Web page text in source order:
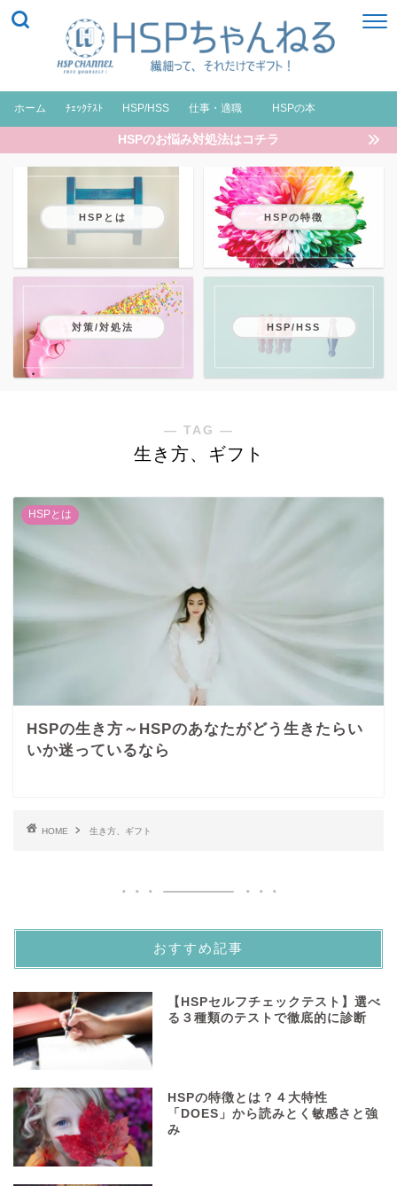
ホーム ﾁｪｯｸﾃｽﾄ HSP/HSS 仕事・適職 HSPの本
HSPのお悩み対処法はコチラ
HSPとは HSPの特徴
対策/対処法 HSP/HSS
― TAG ―
生き方、ギフト
HSPとは
HSPの生き方～HSPのあなたがどう生きたらい
いか迷っているなら
HOME 生き方、ギフト
おすすめ記事
【HSPセルフチェックテスト】選べ
る３種類のテストで徹底的に診断
HSPの特徴とは？４大特性
「DOES」から読みとく敏感さと強
み